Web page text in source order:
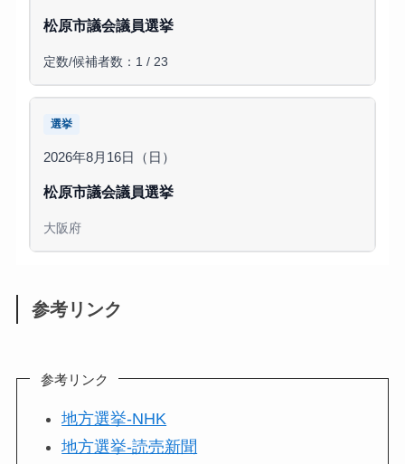
松原市議会議員選挙
定数/候補者数：1 / 23
選挙
2026年8月16日（日）
松原市議会議員選挙
大阪府
参考リンク
参考リンク
地方選挙-NHK
地方選挙-読売新聞